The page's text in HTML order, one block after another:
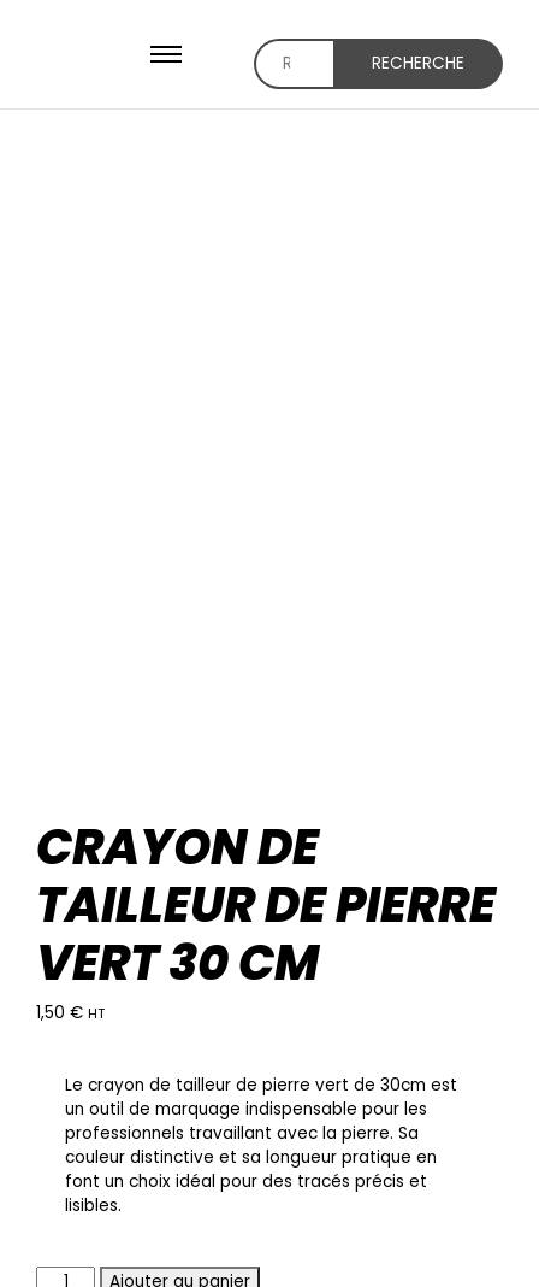
Recherche
RECHERCHE
CRAYON DE
TAILLEUR DE PIERRE
VERT 30 CM
1,50 € HT
Le crayon de tailleur de pierre vert de 30cm est
un outil de marquage indispensable pour les
professionnels travaillant avec la pierre. Sa
couleur distinctive et sa longueur pratique en
font un choix idéal pour des tracés précis et
lisibles.
QuantitéAjouter au panier